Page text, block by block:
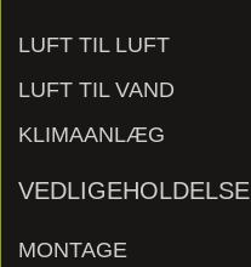
LUFT TIL LUFT
LUFT TIL VAND
KLIMAANLÆG
VEDLIGEHOLDELSE
MONTAGE